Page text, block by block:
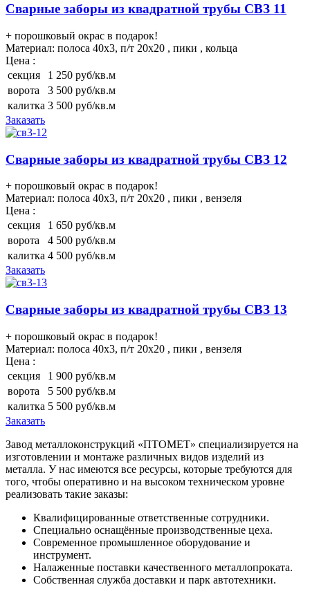
Сварные заборы из квадратной трубы СВЗ 11
+ порошковый окрас в подарок!
Материал: полоса 40х3, п/т 20х20 , пики , кольца
Цена :
секция
1 250 руб/кв.м
ворота
3 500 руб/кв.м
калитка 3 500 руб/кв.м
Заказать
Сварные заборы из квадратной трубы СВЗ 12
+ порошковый окрас в подарок!
Материал: полоса 40х3, п/т 20х20 , пики , вензеля
Цена :
секция
1 650 руб/кв.м
ворота
4 500 руб/кв.м
калитка 4 500 руб/кв.м
Заказать
Сварные заборы из квадратной трубы СВЗ 13
+ порошковый окрас в подарок!
Материал: полоса 40х3, п/т 20х20 , пики , вензеля
Цена :
секция
1 900 руб/кв.м
ворота
5 500 руб/кв.м
калитка 5 500 руб/кв.м
Заказать
Завод металлоконструкций «ПТОМЕТ» специализируется на
изготовлении и монтаже различных видов изделий из
металла. У нас имеются все ресурсы, которые требуются для
того, чтобы оперативно и на высоком техническом уровне
реализовать такие заказы:
Квалифицированные ответственные сотрудники.
Специально оснащённые производственные цеха.
Современное промышленное оборудование и
инструмент.
Налаженные поставки качественного металлопроката.
Собственная служба доставки и парк автотехники.